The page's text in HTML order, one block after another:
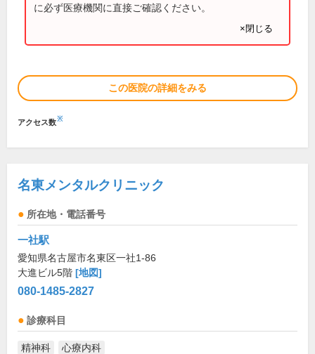
に必ず医療機関に直接ご確認ください。
×閉じる
この医院の詳細をみる
アクセス数※
名東メンタルクリニック
所在地・電話番号
一社駅
愛知県名古屋市名東区一社1-86
大進ビル5階 [地図]
080-1485-2827
診療科目
精神科 心療内科